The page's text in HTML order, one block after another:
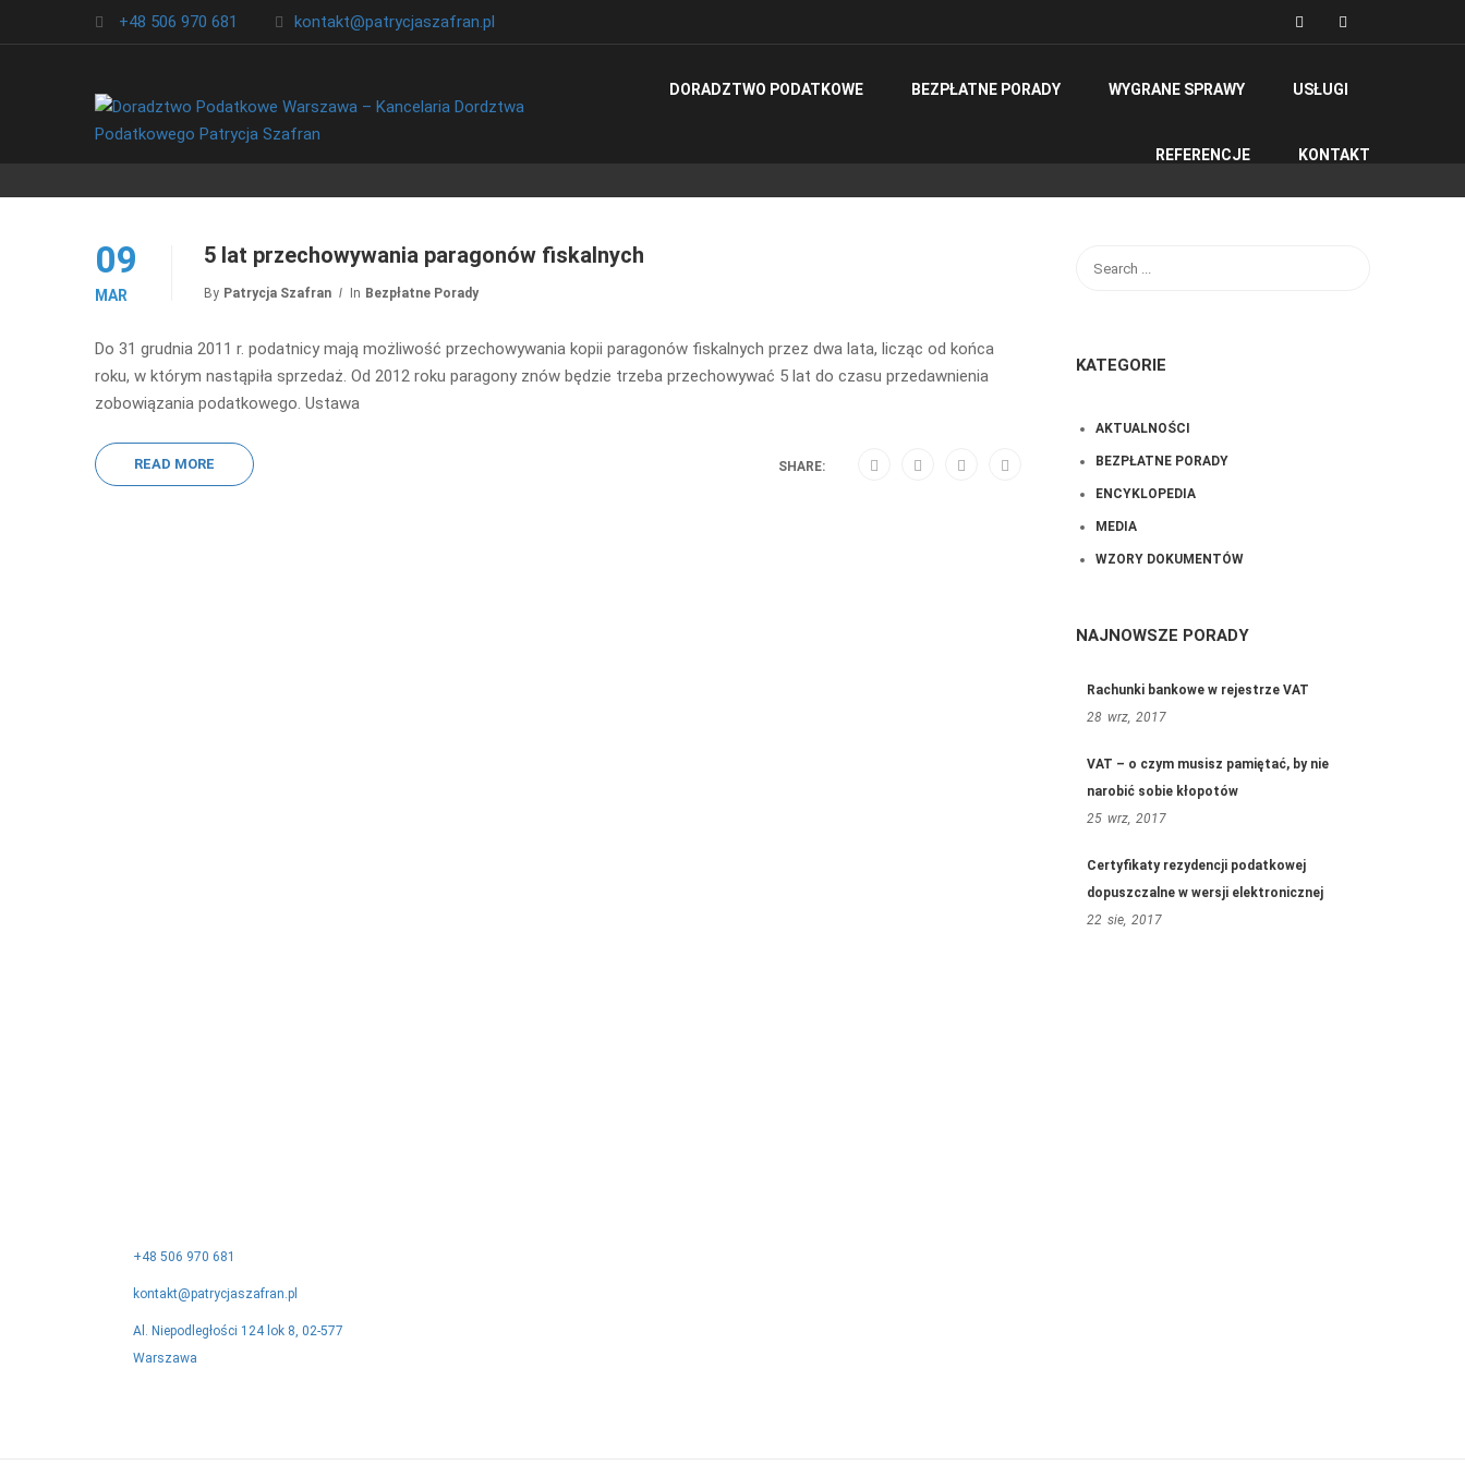
+48 506 970 681 kontakt@patrycjaszafran.pl
DORADZTWO PODATKOWE BEZPŁATNE PORADY WYGRANE SPRAWY USŁUGI
REFERENCJE KONTAKT
09
MAR
5 lat przechowywania paragonów fiskalnych
By Patrycja Szafran In Bezpłatne Porady
Do 31 grudnia 2011 r. podatnicy mają możliwość przechowywania kopii paragonów fiskalnych przez dwa lata, licząc od końca
roku, w którym nastąpiła sprzedaż. Od 2012 roku paragony znów będzie trzeba przechowywać 5 lat do czasu przedawnienia
zobowiązania podatkowego. Ustawa
READ MORE SHARE:
KATEGORIE
AKTUALNOŚCI
BEZPŁATNE PORADY
ENCYKLOPEDIA
MEDIA
WZORY DOKUMENTÓW
NAJNOWSZE PORADY
Rachunki bankowe w rejestrze VAT
28 wrz, 2017
VAT – o czym musisz pamiętać, by nie
narobić sobie kłopotów
25 wrz, 2017
Certyfikaty rezydencji podatkowej
dopuszczalne w wersji elektronicznej
22 sie, 2017
+48 506 970 681
kontakt@patrycjaszafran.pl
Al. Niepodległości 124 lok 8, 02-577
Warszawa